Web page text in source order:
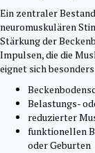
Ein zentraler
neuromuskulären
Stärkung der
Impulsen, die die
eignet sich
Belastungs-
reduzierter
funktionellen
oder Geburten